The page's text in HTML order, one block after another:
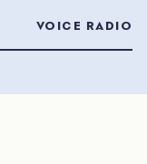
VOICE RADIO